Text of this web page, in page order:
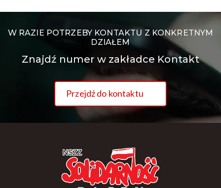
W RAZIE POTRZEBY KONTAKTU Z KONKRETNYM
DZIAŁEM
Znajdź numer w zakładce Kontakt
Przejdź do kontaktu